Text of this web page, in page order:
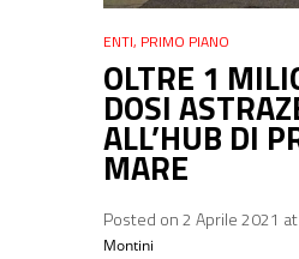
ENTI, PRIMO PIANO
OLTRE 1
DOSI
ALL’HUB DI
MARE
Posted on 2 Aprile 2021
Montini